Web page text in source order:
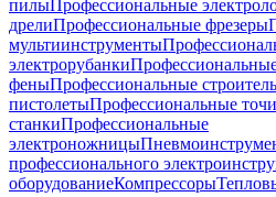
пилыПрофессиональные
дрелиПрофессиональные фрезеры
мультиинструменты
электрорубанки
феныПрофессиональные
пистолетыПрофессиональные
станкиПрофессиональные
электроножницы
профессионального
оборудованиеКомпрессоры